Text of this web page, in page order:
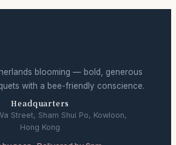
blooming — bold, generous
with a bee-friendly conscience.
Headquarters
Street, Sham Shui Po, Kowloon,
Hong Kong